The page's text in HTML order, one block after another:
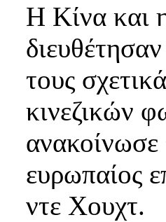
Η Κίνα και
τους
κινεζικών
ευρωπαίος
ντε Χουχτ.